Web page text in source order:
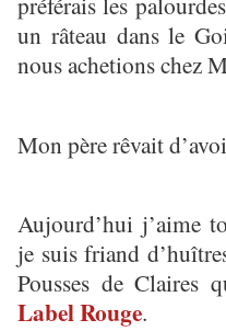
un râteau dans le
nous achetions chez
Mon père rêvait
Aujourd’hui j’aime
je suis friand
Pousses de Claires
Label Rouge.